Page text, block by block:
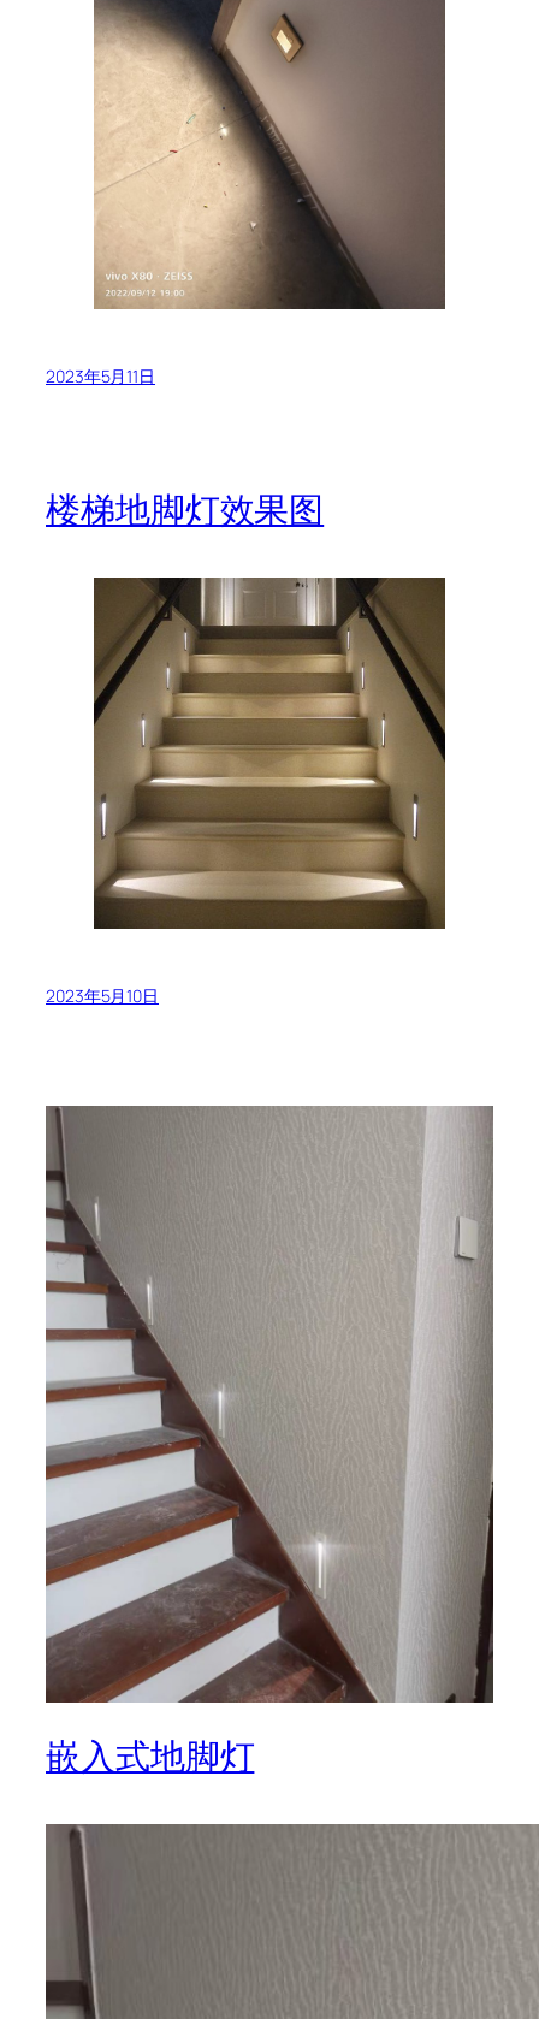
2023年5月11日
楼梯地脚灯效果图
2023年5月10日
嵌入式地脚灯